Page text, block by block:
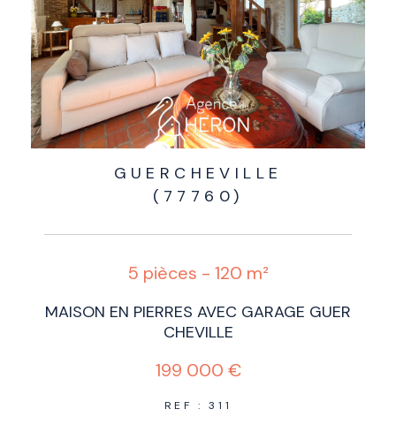
GUERCHEVILLE
(77760)
5 pièces - 120 m²
MAISON EN PIERRES AVEC GARAGE GUER
CHEVILLE
199 000 €
REF : 311